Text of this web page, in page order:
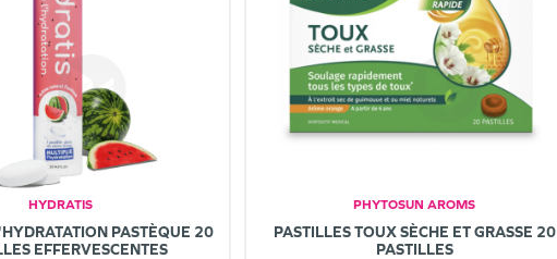
HYDRATIS
PASTÈQUE 20
EFFERVESCENTES
PHYTOSUN AROMS
PASTILLES TOUX SÈCHE ET GRASSE 20
PASTILLES